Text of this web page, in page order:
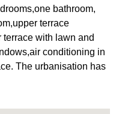
bathroom,
terrace
with lawn and
conditioning in
The urbanisation has